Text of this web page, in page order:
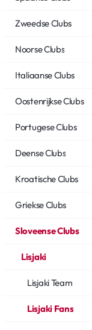
Zweedse Clubs
Noorse Clubs
Italiaanse Clubs
Oostenrijkse Clubs
Portugese Clubs
Deense Clubs
Kroatische Clubs
Griekse Clubs
Sloveense Clubs
Lisjaki
Lisjaki Team
Lisjaki Fans